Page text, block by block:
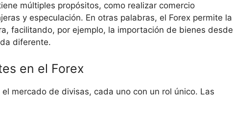
múltiples propósitos, como realizar⁣ comercio
‌y⁣ especulación. En otras ⁢palabras, ‌el Forex⁤ permite la
facilitando, por ejemplo, ⁣la importación de bienes desde
diferente.
⁢en el Forex
mercado de divisas, cada uno con un rol único. Las